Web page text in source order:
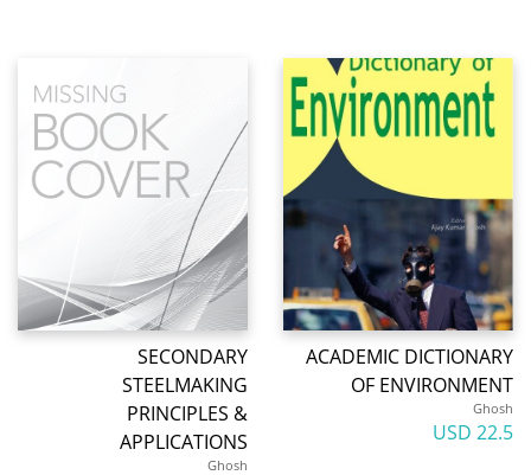
ACADEMIC DICTIONARY
OF ENVIRONMENT
Ghosh
22.5 USD
SECONDARY
STEELMAKING
PRINCIPLES &
APPLICATIONS
Ghosh